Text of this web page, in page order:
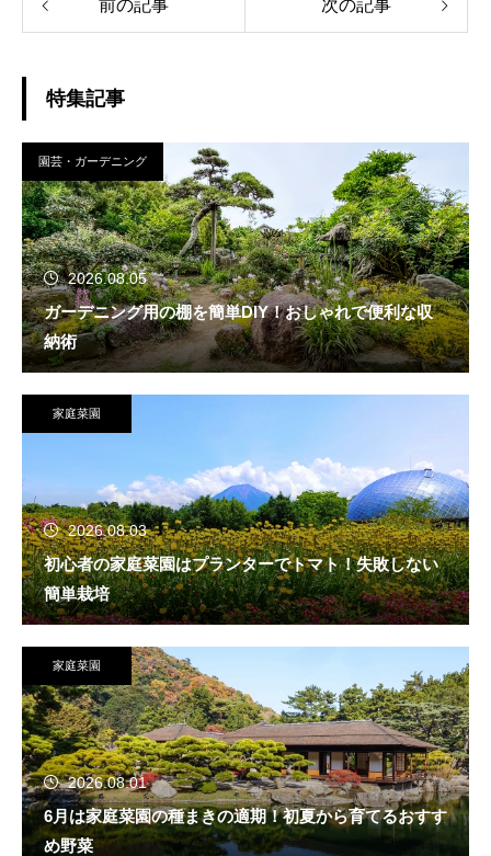
前の記事 次の記事
特集記事
園芸・ガーデニング
2026.08.05
ガーデニング用の棚を簡単DIY！おしゃれで便利な収
納術
家庭菜園
2026.08.03
初心者の家庭菜園はプランターでトマト！失敗しない
簡単栽培
家庭菜園
2026.08.01
6月は家庭菜園の種まきの適期！初夏から育てるおすす
め野菜